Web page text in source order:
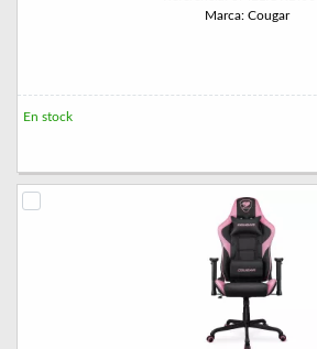
Marca: Cougar
En stock